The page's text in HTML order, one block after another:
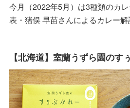
今月（2022年5月）は3種類のカ
表・猪俣 早苗さんによるカレー解
【北海道】室蘭うずら園のす